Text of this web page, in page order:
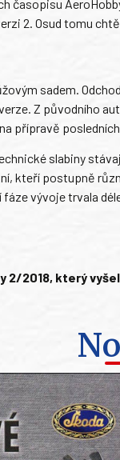
časopisu
2. Osud tomu
sadem.
Z původního
přípravě
slabiny
kteří postupně
vývoje trvala
2018, který vyšel